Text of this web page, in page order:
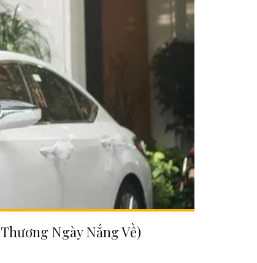
Ngày Nắng Về)